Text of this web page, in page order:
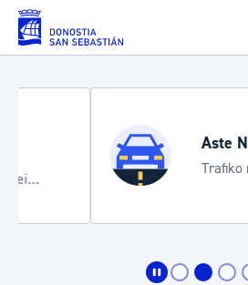
Eduki nagusira joan
Aste Nagusia
Trafiko mozketak
bereziak